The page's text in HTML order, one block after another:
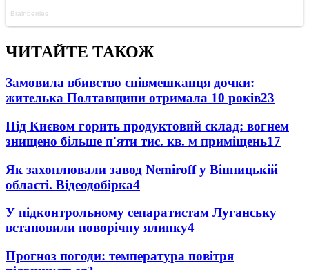
ЧИТАЙТЕ ТАКОЖ
Замовила вбивство співмешканця дочки:
жителька Полтавщини отримала 10 років23
Під Києвом горить продуктовий склад: вогнем
знищено більше п'яти тис. кв. м приміщень17
Як захоплювали завод Nemiroff у Вінницькій
області. Відеодобірка4
У підконтрольному сепаратистам Луганську
встановили новорічну ялинку4
Прогноз погоди: температура повітря